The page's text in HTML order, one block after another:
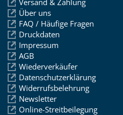
Versand & Zahlung
Über uns
FAQ / Häufige Fragen
Druckdaten
Impressum
AGB
Wiederverkäufer
Datenschutzerklärung
Widerrufsbelehrung
Newsletter
Online-Streitbeilegung